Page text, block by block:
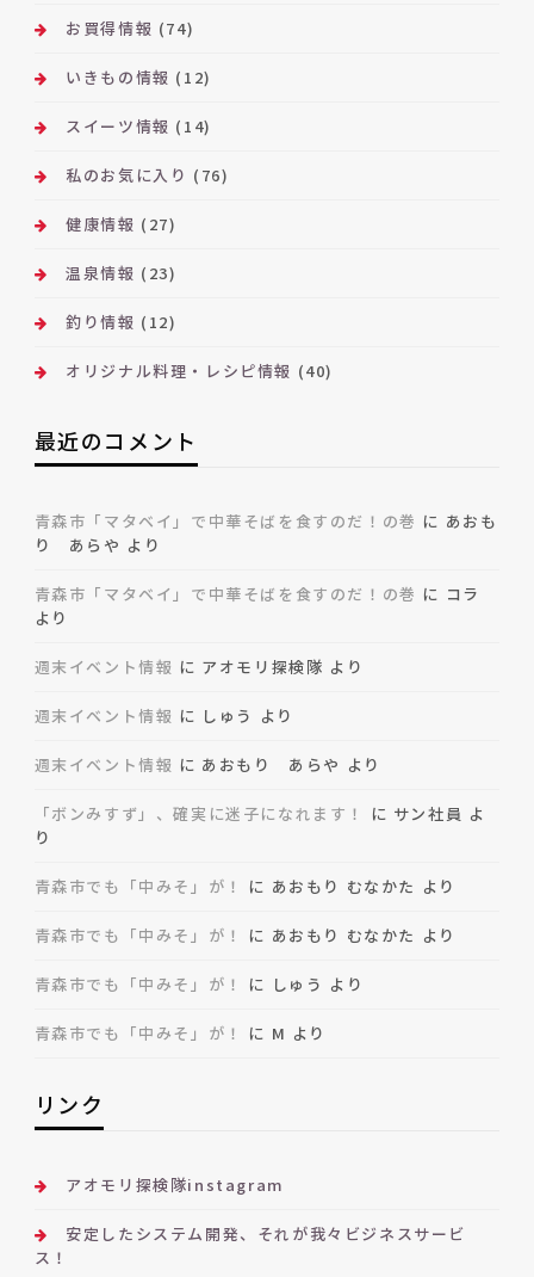
お買得情報 (74)
いきもの情報 (12)
スイーツ情報 (14)
私のお気に入り (76)
健康情報 (27)
温泉情報 (23)
釣り情報 (12)
オリジナル料理・レシピ情報 (40)
最近のコメント
青森市「マタベイ」で中華そばを食すのだ！の巻 に あおも
り あらや より
青森市「マタベイ」で中華そばを食すのだ！の巻 に コラ
より
週末イベント情報 に アオモリ探検隊 より
週末イベント情報 に しゅう より
週末イベント情報 に あおもり あらや より
「ボンみすず」、確実に迷子になれます！ に サン社員 よ
り
青森市でも「中みそ」が！ に あおもり むなかた より
青森市でも「中みそ」が！ に あおもり むなかた より
青森市でも「中みそ」が！ に しゅう より
青森市でも「中みそ」が！ に M より
リンク
アオモリ探検隊instagram
安定したシステム開発、それが我々ビジネスサービ
ス！